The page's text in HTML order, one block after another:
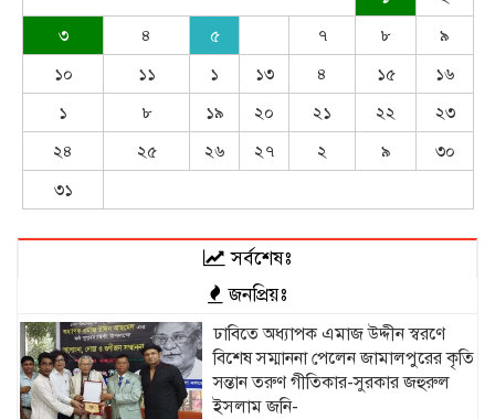
৩
৪ ৫ ৭ ৮
৯
১০
১১ ১ ১৩ ৪ ১৫
১৬
১
৮ ১৯ ২০ ২১ ২২
২৩
২৪
২৫ ২৬ ২৭ ২ ৯
৩০
৩১
সর্বশেষঃ
জনপ্রিয়ঃ
ঢাবিতে অধ্যাপক এমাজ উদ্দীন স্বরণে
বিশেষ সম্মাননা পেলেন জামালপুরের কৃতি
সন্তান তরুণ গীতিকার-সুরকার জহুরুল
ইসলাম জনি-